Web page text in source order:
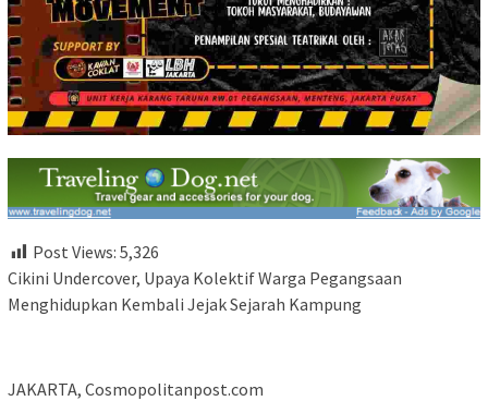
Post Views: 5,326
Cikini Undercover, Upaya Kolektif Warga Pegangsaan
Menghidupkan Kembali Jejak Sejarah Kampung
JAKARTA, Cosmopolitanpost.com